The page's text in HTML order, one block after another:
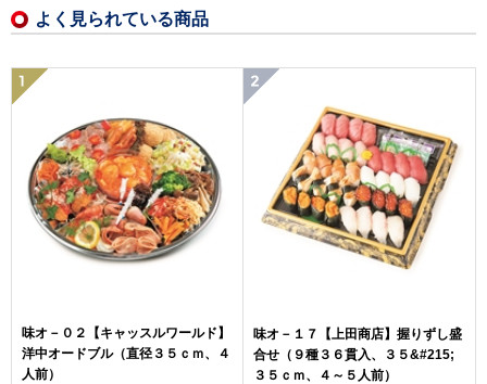
よく見られている商品
味オ－０２【キャッスルワールド】
洋中オードブル（直径３５ｃｍ、４
人前）
味オ－１７【上田商店】握りずし盛
合せ（９種３６貫入、３５&#215;
３５ｃｍ、４～５人前）